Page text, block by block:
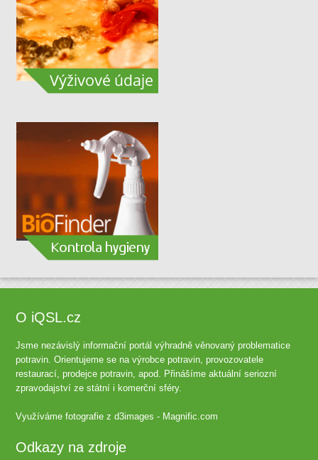
O iQSL.cz
Jsme nezávislý informační portál výhradně věnovaný problematice
potravin. Orientujeme se na výrobce potravin, provozovatele
restaurací, prodejce potravin, apod. Přinášíme aktuální seriozní
zpravodajství ze státní i komerční sféry.
Využíváme fotografie zd3images - Magnific.com
Odkazy na zdroje